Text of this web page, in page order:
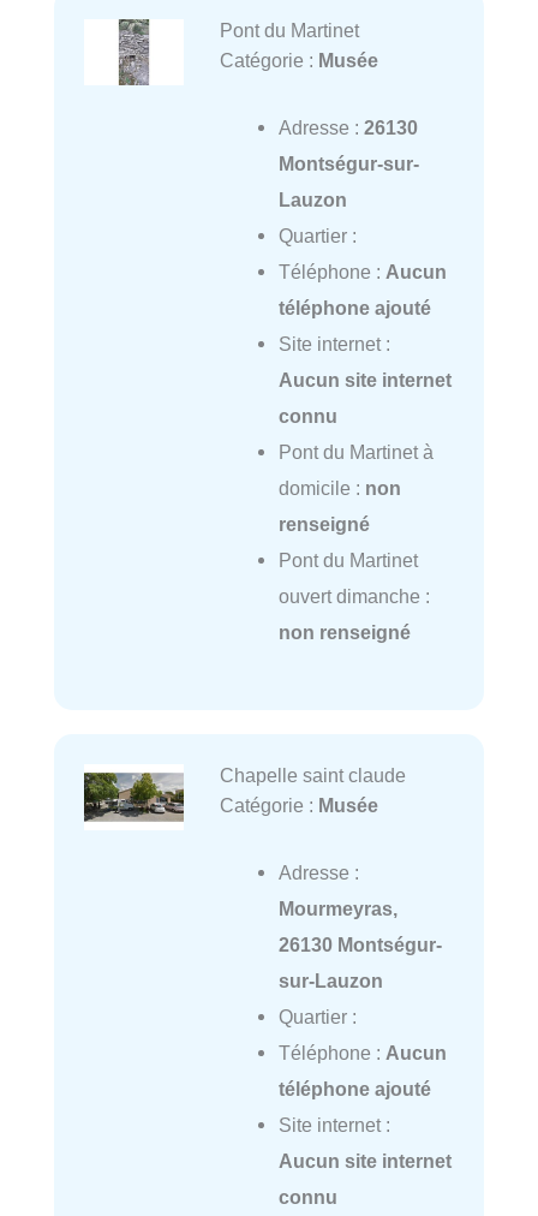
Pont du Martinet
Catégorie : Musée
Adresse : 26130
Montségur-sur-
Lauzon
Quartier :
Téléphone : Aucun
téléphone ajouté
Site internet :
Aucun site internet
connu
Pont du Martinet à
domicile : non
renseigné
Pont du Martinet
ouvert dimanche :
non renseigné
Chapelle saint claude
Catégorie : Musée
Adresse :
Mourmeyras,
26130 Montségur-
sur-Lauzon
Quartier :
Téléphone : Aucun
téléphone ajouté
Site internet :
Aucun site internet
connu